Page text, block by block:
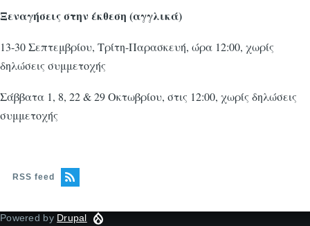
Ξεναγήσεις στην έκθεση (αγγλικά)
13-30 Σεπτεμβρίου, Τρίτη-Παρασκευή, ώρα 12:00, χωρίς
δηλώσεις συμμετοχής
Σάββατα 1, 8, 22 & 29 Οκτωβρίου, στις 12:00, χωρίς δηλώσεις
συμμετοχής
RSS feed
Powered by Drupal